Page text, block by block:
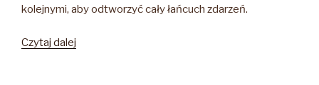
kolejnymi, aby odtworzyć cały łańcuch zdarzeń.
Czytaj dalej